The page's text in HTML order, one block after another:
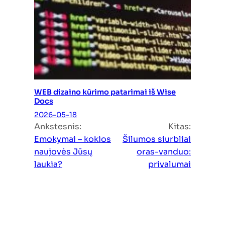
WEB dizaino kūrimo patarimai iš Wise
Docs
2026-05-18
Ankstesnis:
Emokymai – kokios
naujovės Jūsų
laukia?
Kitas:
Šilumos siurbliai
oras-vanduo:
privalumai